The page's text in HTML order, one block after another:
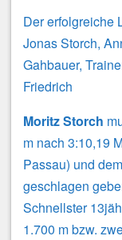
Der erfolgreiche
Jonas Storch,
Gahbauer,
Friedrich
Moritz Storch
m nach 3:10,19
Passau) und
geschlagen
Schnellster
1.700 m bzw.